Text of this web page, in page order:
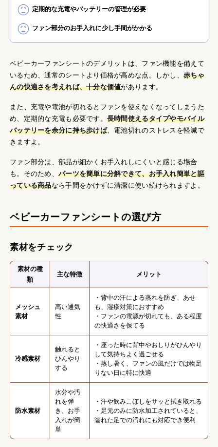
定期的な充電やバッテリーの管理が必要
ファン部分のお手入れに少し手間がかかる
ベビーカーファンシートのデメリットは、ファン機能を備えて
いるため、通常のシートより価格が高めな点。しかし、 赤ちゃ
んの快適さを考えれば、十分な価値があります。
また、充電や電池が切れるとファンを使えなくなってしまうた
め、定期的な充電も必要です。 長時間使えるタイプやモバイル
バッテリーを余分に持ち歩けば、電池切れのストレスを軽減で
きますよ。
ファン部分は、部品が細かくお手入れしにくいと感じる場合
も。そのため、 パーツを簡単に分解できて、お手入れ簡単と謳
っている商品なら手間をかけずに清潔に使い続けられますよ。
ベビーカーファンシートの選び方
素材をチェック
素材の種
類
主な特徴 メリット
メッシュ
素材
高い通気
性
・背中の汗による蒸れを防ぎ、あせ
も、湿疹対策におすすめ
・ファンの電源が切れても、ある程度
の快適さを保てる
冷感素材
触れると
ひんやり
する
・座った時に背中やおしりがひんやり
して気持ちよく過ごせる
・蒸し暑く、ファンの風だけでは物足
りない日に特に快適
防水素材
水分や汚
れを弾
き、お手
入れが簡
単
・汗や飲みこぼしをサッと拭き取れる
・足元のみに防水加工されていると、
濡れた足での汚れにも対応でき便利